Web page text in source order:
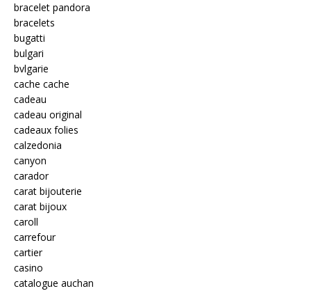
bracelet pandora
bracelets
bugatti
bulgari
bvlgarie
cache cache
cadeau
cadeau original
cadeaux folies
calzedonia
canyon
carador
carat bijouterie
carat bijoux
caroll
carrefour
cartier
casino
catalogue auchan